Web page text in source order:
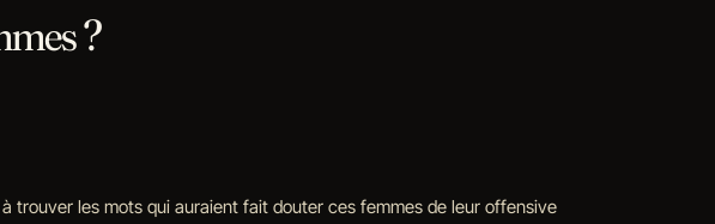
?
trouver les mots qui auraient fait douter ces femmes de leur offensive